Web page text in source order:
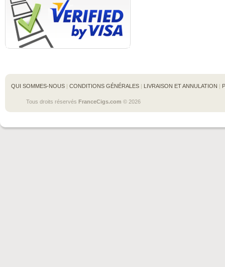
QUI SOMMES-NOUS | CONDITIONS GÉNÉRALES | LIVRAISON ET ANNULATION |
Tous droits réservés FranceCigs.com © 2026